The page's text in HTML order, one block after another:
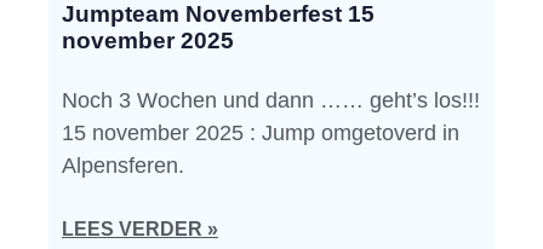
Jumpteam Novemberfest 15
november 2025
Noch 3 Wochen und dann …… geht’s los!!!
15 november 2025 : Jump omgetoverd in
Alpensferen.
LEES VERDER »